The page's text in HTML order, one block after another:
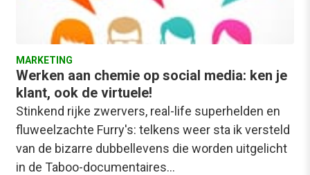
MARKETING
Werken aan chemie op social media: ken je
klant, ook de virtuele!
Stinkend rijke zwervers, real-life superhelden en
fluweelzachte Furry's: telkens weer sta ik versteld
van de bizarre dubbellevens die worden uitgelicht
in de Taboo-documentaires…